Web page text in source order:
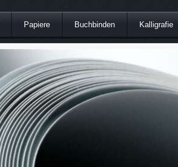
Papiere Buchbinden Kalligrafie